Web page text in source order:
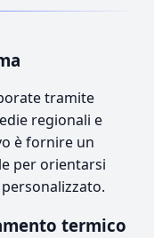
tramite
regionali e
è fornire un
per orientarsi
termico